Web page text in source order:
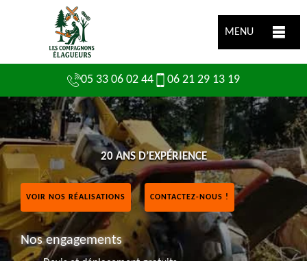
MENU
05 33 06 02 44 06 21 29 13 19
20 ANS D’EXPÉRIENCE
VOIR NOS RÉALISATIONS CONTACTEZ-NOUS !
Nos engagements